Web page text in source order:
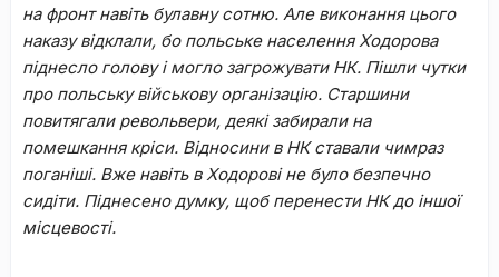
на фронт навіть булавну сотню. Але виконання цього
наказу відклали, бо польське населення Ходорова
піднесло голову і могло загрожувати НК. Пішли чутки
про польську військову організацію. Старшини
повитягали револьвери, деякі забирали на
помешкання кріси. Відносини в НК ставали чимраз
поганіші. Вже навіть в Ходорові не було безпечно
сидіти. Піднесено думку, щоб перенести НК до іншої
місцевості.